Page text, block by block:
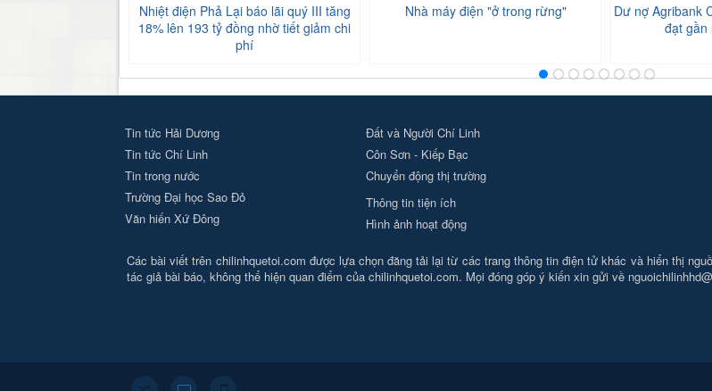
Nhiệt điện Phả Lại báo lãi quý III tăng
18% lên 193 tỷ đồng nhờ tiết giảm chi
phí
Nhà máy điện "ở trong rừng"
Dư nợ Agribank
đạt gần
Tin tức Hải Dương
Tin tức Chí Linh
Tin trong nước
Trường Đại học Sao Đỏ
Văn hiến Xứ Đông
Đất và Người Chí Linh
Côn Sơn - Kiếp Bạc
Chuyển động thị trường
Thông tin tiện ích
Hình ảnh hoạt động
Các bài viết trên chilinhquetoi.com được lựa chọn đăng tải lại từ các trang thông tin điện tử khác và hiển thị
tác giả bài báo, không thể hiện quan điểm của chilinhquetoi.com. Mọi đóng góp ý kiến xin gửi về